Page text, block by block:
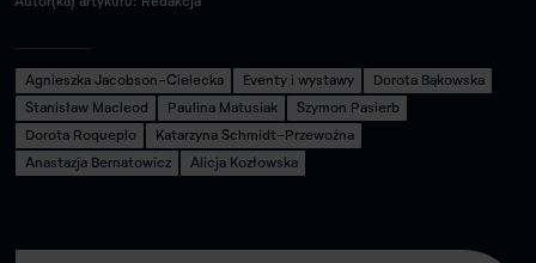
Agnieszka Jacobson-Cielecka Eventy i wystawy
Dorota Bąkowska
Stanisław Macleod
Paulina Matusiak
Szymon Pasierb
Dorota Roqueplo
Katarzyna Schmidt-Przewoźna
Anastazja Bernatowicz
Alicja Kozłowska